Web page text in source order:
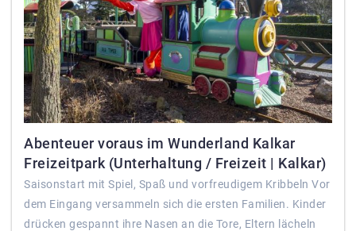
Abenteuer voraus im Wunderland Kalkar
Freizeitpark (Unterhaltung / Freizeit | Kalkar)
Saisonstart mit Spiel, Spaß und vorfreudigem Kribbeln Vor
dem Eingang versammeln sich die ersten Familien. Kinder
drücken gespannt ihre Nasen an die Tore, Eltern lächeln